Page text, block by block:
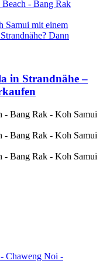
Samui mit einem
Dann
in Strandnähe –